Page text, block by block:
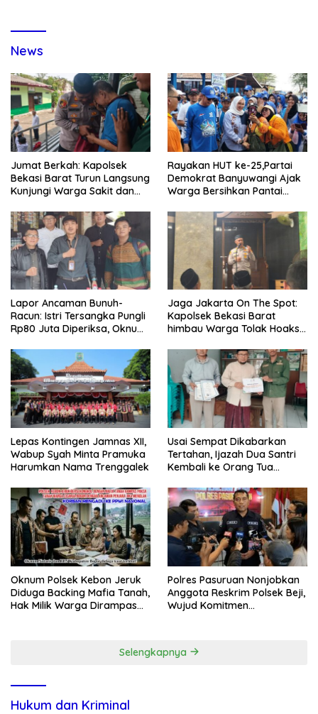
News
Jumat Berkah: Kapolsek
Bekasi Barat Turun Langsung
Kunjungi Warga Sakit dan
Rayakan HUT ke-25,Partai
Demokrat Banyuwangi Ajak
Warga Bersihkan Pantai
Lapor Ancaman Bunuh-
Racun: Istri Tersangka Pungli
Rp80 Juta Diperiksa, Oknum
Disdagperin
Jaga Jakarta On The Spot:
Kapolsek Bekasi Barat
himbau Warga Tolak Hoaks
Sholat Jumat
Lepas Kontingen Jamnas XII,
Wabup Syah Minta Pramuka
Harumkan Nama Trenggalek
Usai Sempat Dikabarkan
Tertahan, Ijazah Dua Santri
Kembali ke Orang Tua
Oknum Polsek Kebon Jeruk
Diduga Backing Mafia Tanah,
Hak Milik Warga Dirampas
Polres Pasuruan Nonjobkan
Anggota Reskrim Polsek Beji,
Wujud Komitmen
Selengkapnya
Hukum dan Kriminal